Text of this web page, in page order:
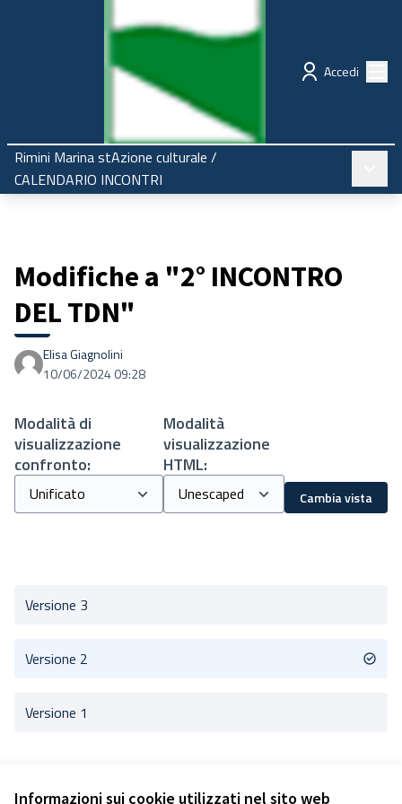
Informazioni sui cookie utilizzati nel sito web
Regione Emilia-Romagna Partecipazione
Accedi
Rimini Marina stAzione culturale /
CALENDARIO INCONTRI
Modifiche a "2° INCONTRO
DEL TDN"
Elisa Giagnolini
10/06/2024 09:28
Modalità di
visualizzazione
confronto:
Modalità
visualizzazione
HTML:
Cambia vista
Versione 3
Versione 2
Versione 1